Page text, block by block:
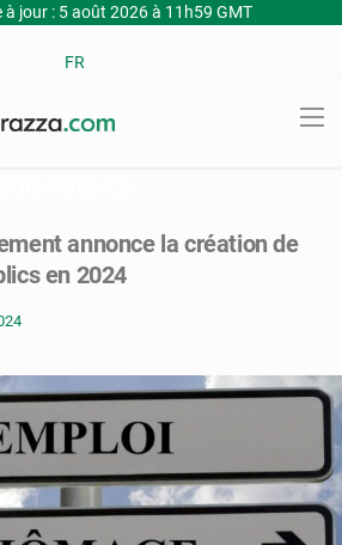
à jour : 5 août 2026 à 11h59 GMT
FR
annonce la création de
en 2024